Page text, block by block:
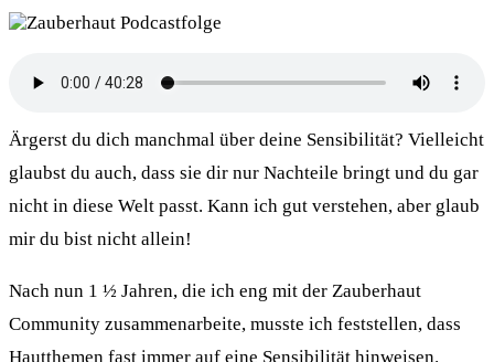
Ärgerst du dich manchmal über deine Sensibilität? Vielleicht
glaubst du auch, dass sie dir nur Nachteile bringt und du gar
nicht in diese Welt passt. Kann ich gut verstehen, aber glaub
mir du bist nicht allein!
Nach nun 1 ½ Jahren, die ich eng mit der Zauberhaut
Community zusammenarbeite, musste ich feststellen, dass
Hautthemen fast immer auf eine Sensibilität hinweisen.